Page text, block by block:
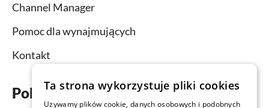
Channel Manager
Pomoc dla wynajmujących
Kontakt
Pobierz aplikację już teraz
Ta strona wykorzystuje pliki cookies
Używamy plików cookie, danych osobowych i podobnych